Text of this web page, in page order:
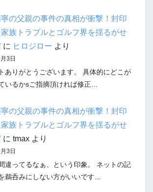
の父親の事件の真相が衝撃！封印
家族トラブルとゴルフ界を揺るがせ
に ヒロジロー より
3日
ありがとうございます。 具体的にどこが
いるかsご指摘頂ければ修正…
の父親の事件の真相が衝撃！封印
家族トラブルとゴルフ界を揺るがせ
に tmaxより
3日
違ってるなぁ、という印象。 ネットの記
鵜呑みにしない方がいいです…